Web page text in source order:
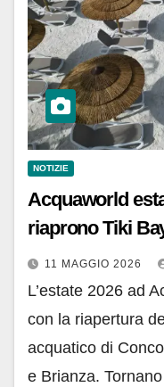
NOTIZIE
Acquaworld
riaprono Tiki
11 MAGGIO 2026
L’estate 2026 ad
con la riapertura
acquatico di
e Brianza.